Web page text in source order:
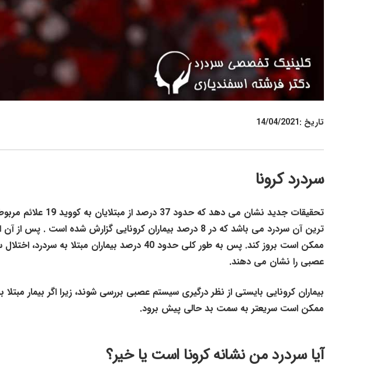
تاریخ :14/04/2021
سردرد کرونا
تحقیقات جدید نشان می
ترین آن سردرد می باشد که در 8 درصد بیماران کرونایی گزارش
ممکن است بروز کند. پس به طور کلی حدود 40 درصد
عصبی را نشان می دهند.
بیماران کرونایی بایستی از نظر درگیری سیستم عصبی بررسی شوند، زیرا اگر بیمار مبتلا
ممکن است سریعتر به سمت بد حالی پیش برود.
آیا سردرد من نشانه کرونا است یا خیر؟